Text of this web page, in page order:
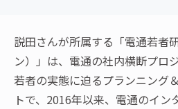
説田さんが所属する「電通若者
ン）」は、電通の社内横断プロ
若者の実態に迫るプランニング
トで、2016年以来、電通のイン